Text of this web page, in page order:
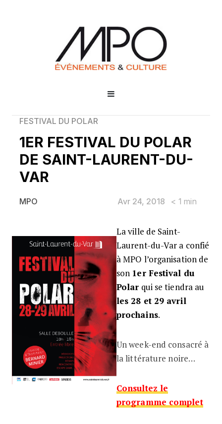
FESTIVAL DU POLAR
1ER FESTIVAL DU POLAR
DE SAINT-LAURENT-DU-
VAR
MPO Avr 24, 2018 < 1 min
1ER FESTIVAL DU POLAR DE
La ville de Saint-
Laurent-du-Var a confié
à MPO l’organisation de
son 1er Festival du
Polar qui se tiendra au
les 28 et 29 avril
prochains.
Un week-end consacré à
la littérature noire…
Consultez le
programme complet